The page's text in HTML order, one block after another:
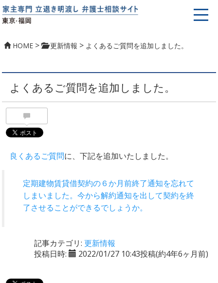
HOME > 更新情報 > よくあるご質問を追加しました。
よくあるご質問を追加しました。
良くあるご質問に、下記を追加いたしました。
定期建物賃貸借契約の６か月前終了通知を忘れて
しまいました。今から解約通知を出して契約を終
了させることができるでしょうか。
記事カテゴリ: 更新情報
投稿日時:
2022/01/27 10:43投稿(約4年6ヶ月前)